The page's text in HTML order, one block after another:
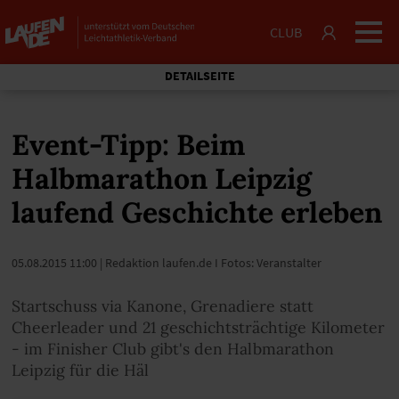
CLUB
DETAILSEITE
Event-Tipp: Beim
Halbmarathon Leipzig
laufend Geschichte erleben
05.08.2015 11:00 | Redaktion laufen.de I Fotos: Veranstalter
Startschuss via Kanone, Grenadiere statt
Cheerleader und 21 geschichtsträchtige Kilometer
- im Finisher Club gibt's den Halbmarathon
Leipzig für die Häl